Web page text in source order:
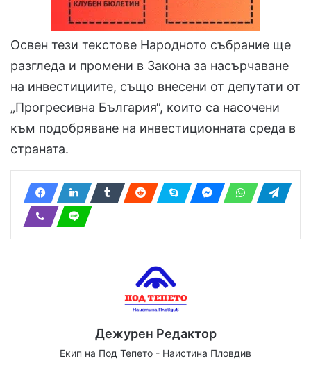
Освен тези текстове Народното събрание ще
разгледа и промени в Закона за насърчаване
на инвестициите, също внесени от депутати от
„Прогресивна България“, които са насочени
към подобряване на инвестиционната среда в
страната.
Дежурен Редактор
Екип на Под Тепето - Наистина Пловдив